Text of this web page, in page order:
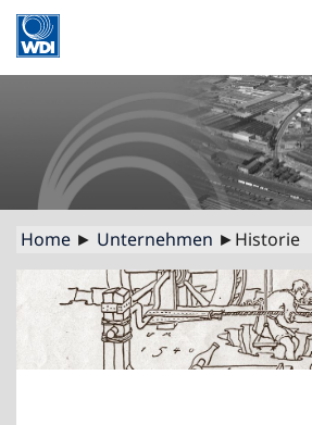
Home ► Unternehmen ►Historie